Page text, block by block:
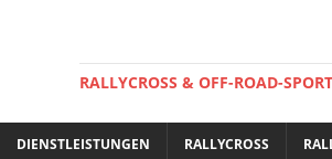
RALLYCROSS & OFF-ROAD-
DIENSTLEISTUNGEN RALLYCROSS